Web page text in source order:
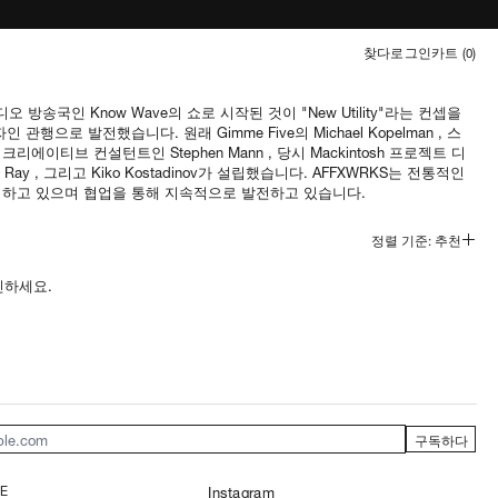
찾다로그인카트 (0)
오 방송국인 Know Wave의 쇼로 시작된 것이 "New Utility"라는 컨셉을
관행으로 발전했습니다. 원래 Gimme Five의 Michael Kopelman , 스
리에이티브 컨설턴트인 Stephen Mann , 당시 Mackintosh 프로젝트 디
Ray , 그리고 Kiko Kostadinov가 설립했습니다. AFFXWRKS는 전통적인
고 있으며 협업을 통해 지속적으로 발전하고 있습니다.
정렬 기준: 추천
세요.
구독하다
Instagram